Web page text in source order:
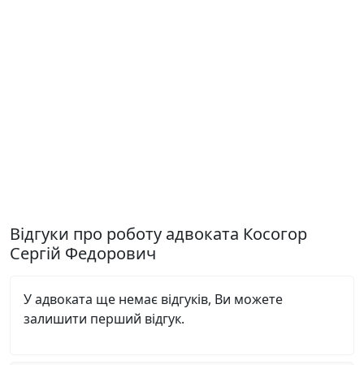
Відгуки про роботу адвоката Косогор
Сергій Федорович
У адвоката ще немає відгуків, Ви можете
залишити перший відгук.